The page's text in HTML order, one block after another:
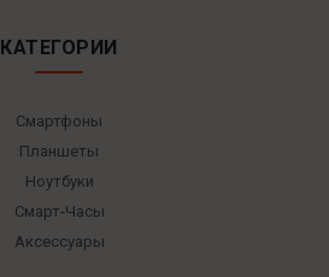
КАТЕГОРИИ
Смартфоны
Планшеты
Ноутбуки
Смарт-Часы
Аксессуары